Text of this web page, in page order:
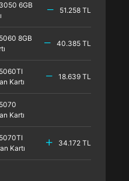
6GB
51.258 TL
8GB
40.385 TL
Kartı
18.639 TL
Kartı
Kartı
34.172 TL